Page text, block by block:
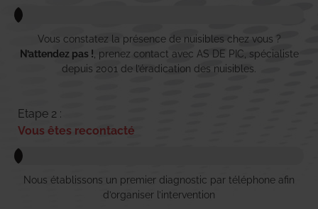
Vous constatez la présence de nuisibles chez vous ?
N’attendez pas ! , prenez contact avec AS DE PIC, spécialiste
depuis 2001 de l’éradication des nuisibles.
Etape 2 :
Vous êtes recontacté
Nous établissons un premier diagnostic par téléphone afin
d’organiser l’intervention